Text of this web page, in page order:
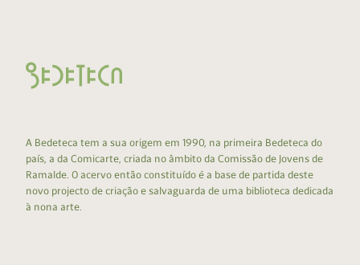
A Bedeteca tem a sua origem em 1990, na primeira Bedeteca do
país, a da Comicarte, criada no âmbito da Comissão de Jovens de
Ramalde. O acervo então constituído é a base de partida deste
novo projecto de criação e salvaguarda de uma biblioteca dedicada
à nona arte.